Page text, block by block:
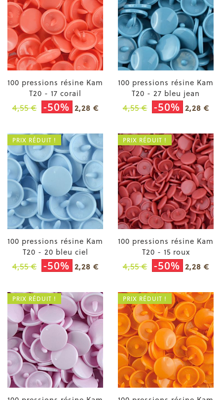
100 pressions résine Kam
T20 - 17 corail
4,55 € -50% 2,28 €
100 pressions résine Kam
T20 - 27 bleu jean
4,55 € -50% 2,28 €
100 pressions résine Kam
T20 - 20 bleu ciel
4,55 € -50% 2,28 €
PRIX RÉDUIT !
100 pressions résine Kam
T20 - 15 roux
4,55 € -50% 2,28 €
PRIX RÉDUIT !
PRIX RÉDUIT ! PRIX RÉDUIT !